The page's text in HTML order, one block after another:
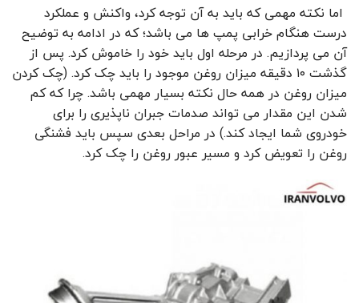
اما نکته مهمی که باید به آن توجه کرد، واکنش و عملکرد
درست هنگام خرابی پمپ ها می باشد؛ که در ادامه به توضیح
آن می ‌پردازیم. در مرحله اول باید خود را خاموش کرد. پس از
گذشت ۱۰ دقیقه میزان روغن موجود را باید چک کرد. (چک کردن
میزان روغن در همه حال نکته بسیار مهمی باشد. چرا که کم
شدن این مقدار می تواند صدمات جبران ناپذیری را برای
خودروی شما ایجاد کند.) در مراحل بعدی سپس باید فشنگی
روغن را تعویض کرد و مسیر عبور روغن را چک کرد.